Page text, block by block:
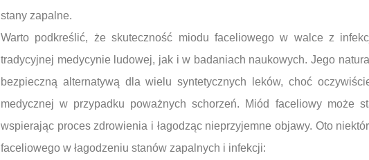
stany zapalne.
Warto podkreślić, że skuteczność miodu faceliowego w walce z
tradycyjnej medycynie ludowej, jak i w badaniach naukowych. Jego
bezpieczną alternatywą dla wielu syntetycznych leków, choć
medycznej w przypadku poważnych schorzeń. Miód faceliowy może
wspierając proces zdrowienia i łagodząc nieprzyjemne objawy. Oto
faceliowego w łagodzeniu stanów zapalnych i infekcji: